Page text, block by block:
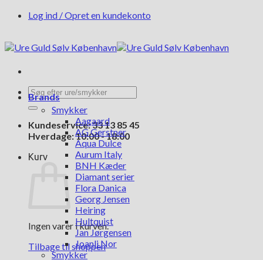
FortsætLog ind / Opret en kundekonto
Søg
efter:
Kundeservice: 33 13 85 45
Hverdage: 10:00 - 18:00
Kurv
Ingen varer i kurven.
Tilbage til shoppen
Brands
Smykker
Aagaard
AG Gerstner
Aqua Dulce
Aurum Italy
BNH Kæder
Diamant serier
Flora Danica
Georg Jensen
Heiring
Hultquist
Jan Jørgensen
Joanli Nor
Smykker